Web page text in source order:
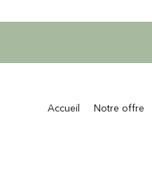
Accueil Notre offre